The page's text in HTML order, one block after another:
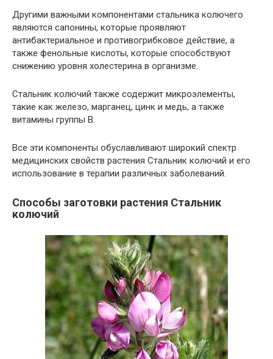
Другими важными компонентами стальника колючего
являются сапонины, которые проявляют
антибактериальное и противогрибковое действие, а
также фенольные кислоты, которые способствуют
снижению уровня холестерина в организме.
Стальник колючий также содержит микроэлементы,
такие как железо, марганец, цинк и медь, а также
витамины группы В.
Все эти компоненты обуславливают широкий спектр
медицинских свойств растения Стальник колючий и его
использование в терапии различных заболеваний.
Способы заготовки растения Стальник
колючий